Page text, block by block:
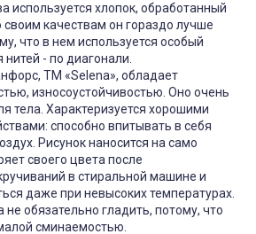
используется хлопок, обработанный
качествам он гораздо лучше
что в нем используется особый
нитей - по диагонали.
ТМ «Selena», обладает
износоустойчивостью. Оно очень
тела. Характеризуется хорошими
способно впитывать в себя
Рисунок наносится на само
своего цвета после
в стиральной машине и
даже при невысоких температурах.
обязательно гладить, потому, что
сминаемостью.